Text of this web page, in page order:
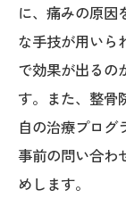
に、痛みの原因
な手技が用いら
で効果が出るの
す。また、整骨
自の治療プログ
事前の問い合わ
めします。